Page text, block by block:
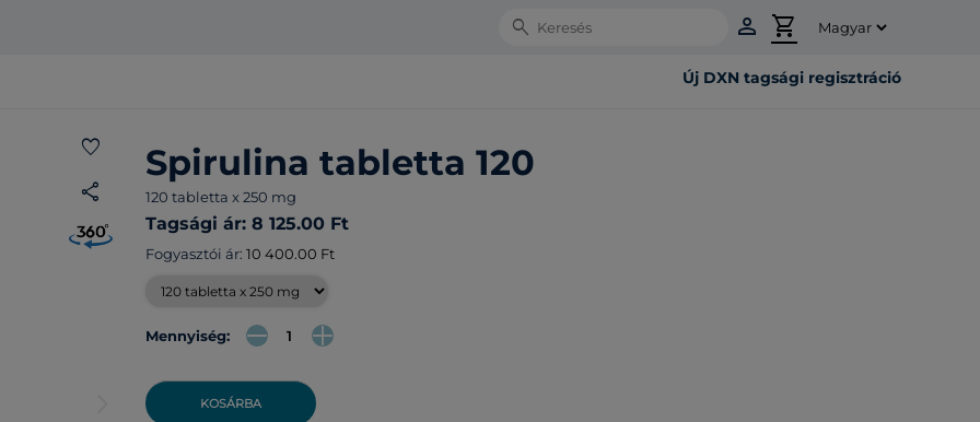
Search person shopping_cart
Új DXN tagsági regisztráció
favorite
share
Spirulina tabletta 120
120 tabletta x 250 mg
Tagsági ár: 8 125.00 Ft
Fogyasztói ár: 10 400.00 Ft
Mennyiség:
KOSÁRBA